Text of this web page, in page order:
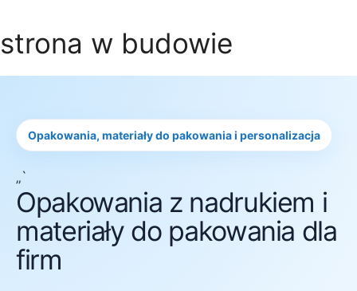
strona w budowie
Opakowania, materiały do pakowania i personalizacja
„`
Opakowania z nadrukiem i
materiały do pakowania dla
firm